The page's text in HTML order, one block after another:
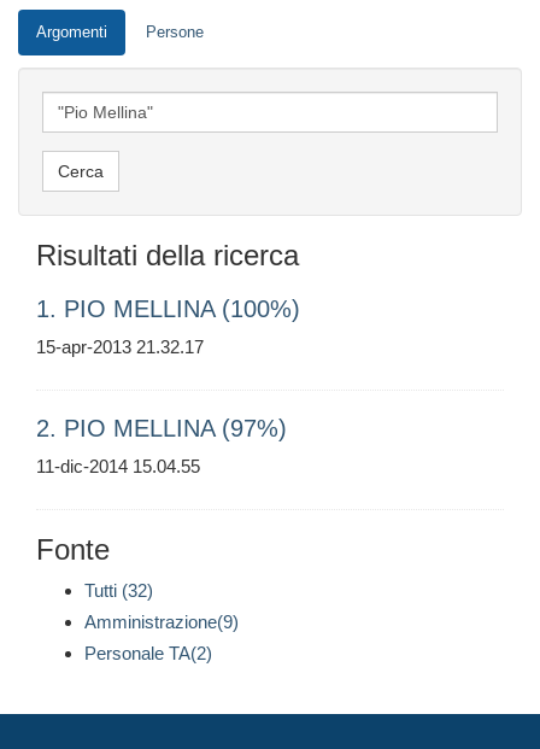
Argomenti Persone
Risultati della ricerca
1. PIO MELLINA (100%)
15-apr-2013 21.32.17
2. PIO MELLINA (97%)
11-dic-2014 15.04.55
Fonte
Tutti (32)
Amministrazione(9)
Personale TA(2)